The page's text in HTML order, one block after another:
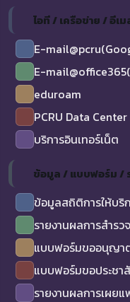
ไอที / เครือข่าย / อีเม
E-
E-
eduroam
PCRU Data Center
บริการอินเทอร์เน็ต
ข้อมูล / แบบฟอร์ม /
ข้อมูลสถิติการให้บริ
รายงานผลการสำรว
แบบฟอร์มขออนุญา
แบบฟอร์มขอประชา
รายงานผลการเผย